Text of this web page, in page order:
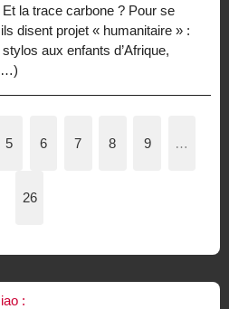
la trace carbone ? Pour se
disent projet « humanitaire » :
aux enfants d’Afrique,
5 6 7 8 9 …
26
: